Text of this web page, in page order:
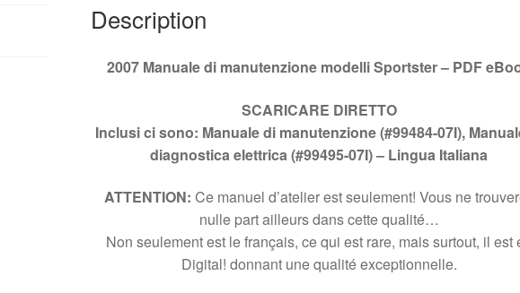
Description
2007 Manuale di manutenzione modelli Sportster – PDF
SCARICARE DIRETTO
Inclusi ci sono: Manuale di manutenzione (#99484-07I),
diagnostica elettrica (#99495-07I) – Lingua Italiana
ATTENTION: Ce manuel d’atelier est seulement! Vous ne
nulle part ailleurs dans cette qualité…
Non seulement est le français, ce qui est rare, mais surtout, il est
Digital! donnant une qualité exceptionnelle.